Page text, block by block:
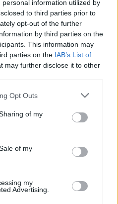
information utilized by
to third parties prior to
opt-out of the further
by third parties on the
This information may
parties on the IAB’s List of
may further disclose it to other
Opt Outs
of my
of my
my
Advertising.
του Ρώσου
Γ΄ βρίσκεται σε
ένα τραπέζι, ενώ στο
χρώματα.
πιάνο με ουρά
οποίο ο Πούτιν